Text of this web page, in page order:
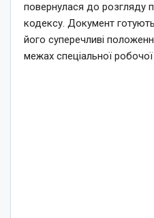
повернулася до розгляду
кодексу. Документ
його суперечливі
межах спеціальної робочої